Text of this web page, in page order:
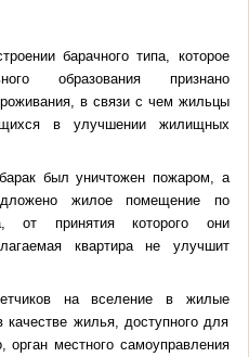
барачного типа, которое
образования признано
в связи с чем жильцы
в улучшении жилищных
был уничтожен пожаром, а
жилое помещение по
от принятия которого они
квартира не улучшит
на вселение в жилые
жилья, доступного для
местного самоуправления